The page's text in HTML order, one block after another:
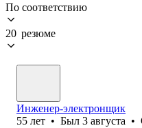
По соответствию
20 резюме
Инженер-электронщик
55 лет • Был 3 августа •